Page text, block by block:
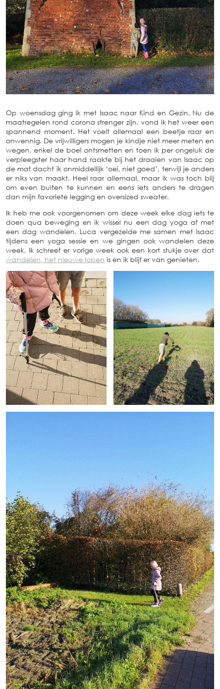
Op woensdag ging ik met Isaac naar Kind en Gezin. Nu de
maatregelen rond corona strenger zijn, vond ik het weer een
spannend moment. Het voelt allemaal een beetje raar en
onwennig. De vrijwilligers mogen je kindje niet meer meten en
wegen, enkel de boel ontsmetten en toen ik per ongeluk de
verpleegster haar hand raakte bij het draaien van Isaac op
de mat dacht ik onmiddellijk ‘oei, niet goed’, terwijl je anders
er niks van maakt. Heel raar allemaal, maar ik was toch blij
om even buiten te kunnen en eens iets anders te dragen
dan mijn favoriete legging en oversized sweater.
Ik heb me ook voorgenomen om deze week elke dag iets te
doen qua beweging en ik wissel nu een dag yoga af met
een dag wandelen. Luca vergezelde me samen met Isaac
tijdens een yoga sessie en we gingen ook wandelen deze
week. Ik schreef er vorige week ook een kort stukje over dat
wandelen, het nieuwe lopen is en ik blijf er van genieten.